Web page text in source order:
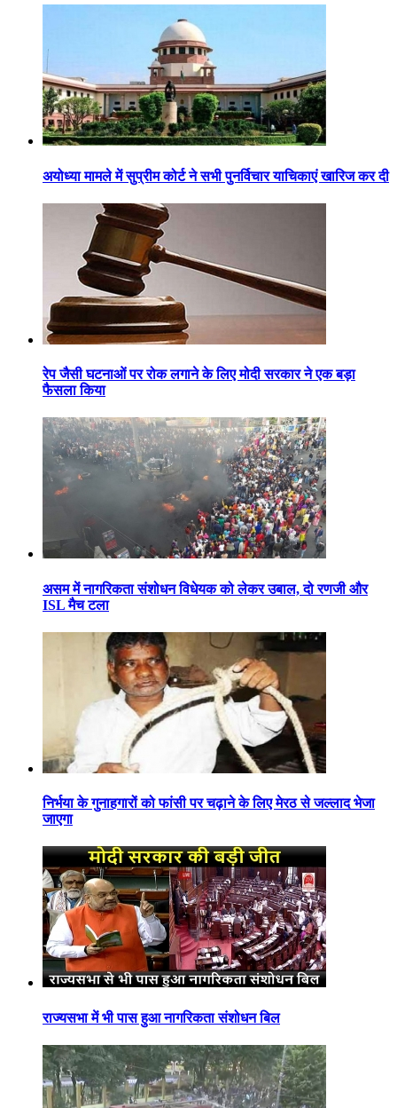
अयोध्या मामले में सुप्रीम कोर्ट ने सभी पुनर्विचार याचिकाएं खारिज कर दी
रेप जैसी घटनाओं पर रोक लगाने के लिए मोदी सरकार ने एक बड़ा
फैसला किया
असम में नागरिकता संशोधन विधेयक को लेकर उबाल, दो रणजी और
ISL मैच टला
निर्भया के गुनाहगारों को फांसी पर चढ़ाने के लिए मेरठ से जल्लाद भेजा
जाएगा
राज्यसभा में भी पास हुआ नागरिकता संशोधन बिल